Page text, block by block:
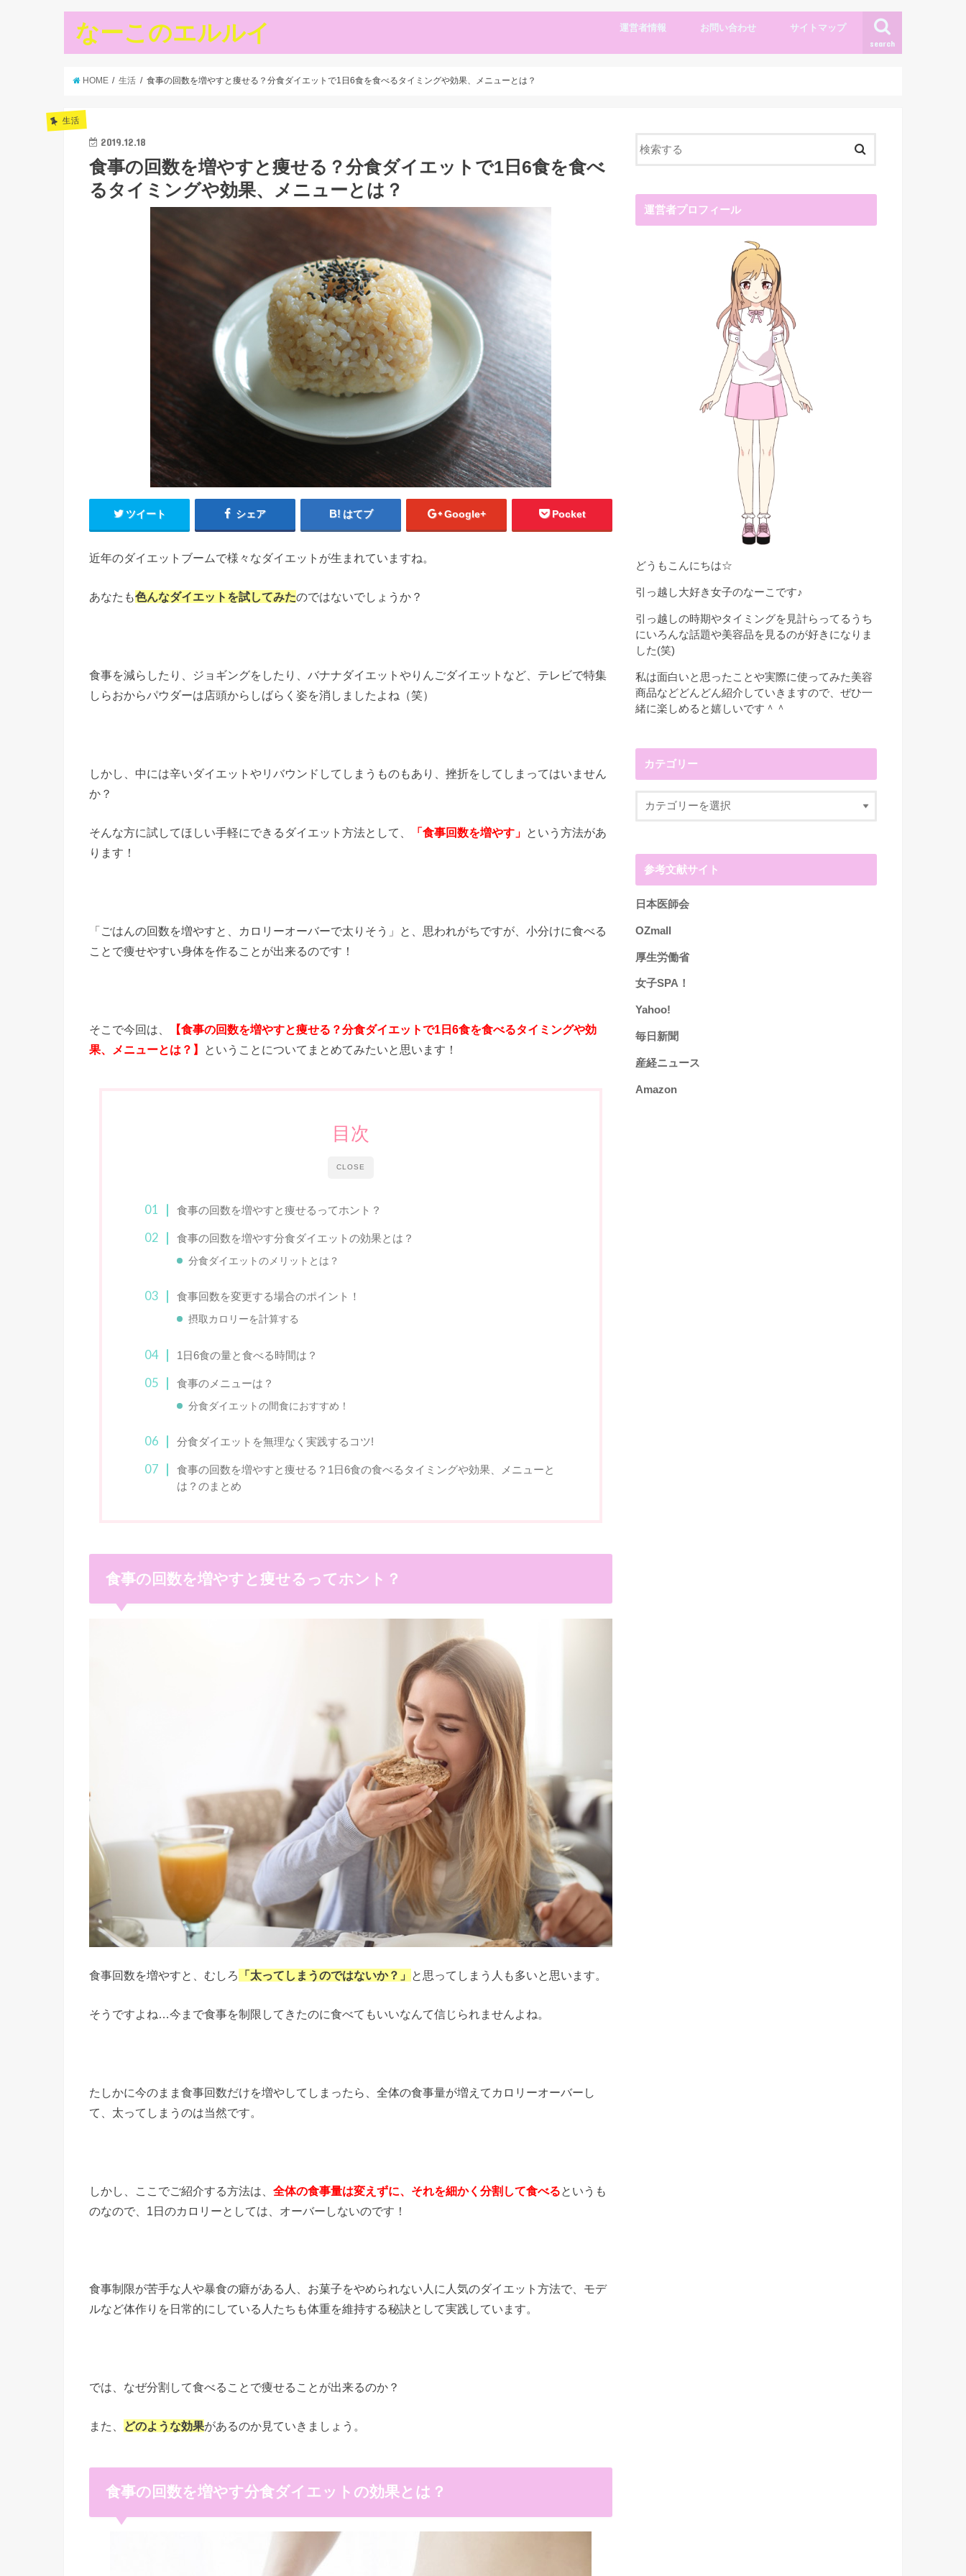
なーこのエルルイ search
運営者情報 お問い合わせ サイトマップ
HOME 生活 食事の回数を増やすと痩せる？分食ダイエットで1日6食を食べるタイミングや効果、メニューとは？
生活
2019.12.18
食事の回数を増やすと痩せる？分食ダイエットで1日6食を食べ
るタイミングや効果、メニューとは？
ツイート シェア はてブ Google+ Pocket
近年のダイエットブームで様々なダイエットが生まれていますね。
あなたも色んなダイエットを試してみたのではないでしょうか？
食事を減らしたり、ジョギングをしたり、バナナダイエットやりんごダイエットなど、テレビで特集
しらおからパウダーは店頭からしばらく姿を消しましたよね（笑）
しかし、中には辛いダイエットやリバウンドしてしまうものもあり、挫折をしてしまってはいません
か？
そんな方に試してほしい手軽にできるダイエット方法として、 「食事回数を増やす」 という方法があ
ります！
「ごはんの回数を増やすと、カロリーオーバーで太りそう」と、思われがちですが、小分けに食べる
ことで痩せやすい身体を作ることが出来るのです！
そこで今回は、
【食事の回数を増やすと痩せる？分食ダイエットで1日6食を食べるタイミングや効
果、メニューとは？】
ということについてまとめてみたいと思います！
CLOSE
目次
食事の回数を増やすと痩せるってホント？
食事の回数を増やす分食ダイエットの効果とは？
分食ダイエットのメリットとは？
食事回数を変更する場合のポイント！
摂取カロリーを計算する
1日6食の量と食べる時間は？
食事のメニューは？
分食ダイエットの間食におすすめ！
分食ダイエットを無理なく実践するコツ!
食事の回数を増やすと痩せる？1日6食の食べるタイミングや効果、メニューと
は？のまとめ
食事の回数を増やすと痩せるってホント？
食事回数を増やすと、むしろ 「太ってしまうのではないか？」 と思ってしまう人も多いと思います。
そうですよね…今まで食事を制限してきたのに食べてもいいなんて信じられませんよね。
たしかに今のまま食事回数だけを増やしてしまったら、全体の食事量が増えてカロリーオーバーし
て、太ってしまうのは当然です。
しかし、ここでご紹介する方法は、 全体の食事量は変えずに、それを細かく分割して食べるというも
のなので、1日のカロリーとしては、オーバーしないのです！
食事制限が苦手な人や暴食の癖がある人、お菓子をやめられない人に人気のダイエット方法で、モデ
ルなど体作りを日常的にしている人たちも体重を維持する秘訣として実践しています。
では、なぜ分割して食べることで痩せることが出来るのか？
また、 どのような効果があるのか見ていきましょう。
食事の回数を増やす分食ダイエットの効果とは？
運営者プロフィール
どうもこんにちは☆
引っ越し大好き女子のなーこです♪
引っ越しの時期やタイミングを見計らってるうち
にいろんな話題や美容品を見るのが好きになりま
した(笑)
私は面白いと思ったことや実際に使ってみた美容
商品などどんどん紹介していきますので、ぜひ一
緒に楽しめると嬉しいです＾＾
カテゴリー
参考文献サイト
日本医師会
OZmall
厚生労働省
女子SPA！
Yahoo!
毎日新聞
産経ニュース
Amazon